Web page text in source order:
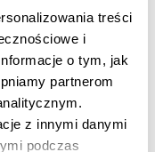
treści
i
o tym, jak
partnerom
z innymi danymi
podczas
parking
! w najbliższej
drogeria,